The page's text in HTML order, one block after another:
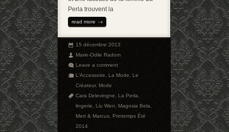
Perla trouvent la
read more
15 décembre 2013
Marie-Odile Radom
Leave a comment
L'Accessoire,La Mode,Le
Créateur,Mode
Cara Delevingne,La Perla,
lingerie,Liu Wen,Magosia Bela,
Mert & Marcus,Printemps Été
2014